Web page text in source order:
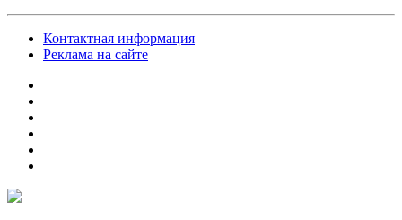
Контактная информация
Реклама на сайте